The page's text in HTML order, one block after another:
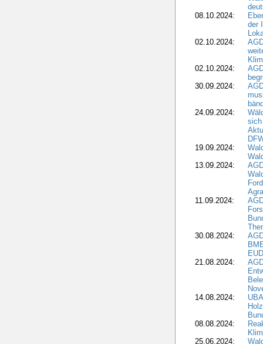
08.10.2024:
der
02.10.2024:
02.10.2024:
30.09.2024:
24.09.2024:
sich
19.09.2024:
13.09.2024:
11.09.2024:
30.08.2024:
21.08.2024:
14.08.2024:
08.08.2024:
25.06.2024: